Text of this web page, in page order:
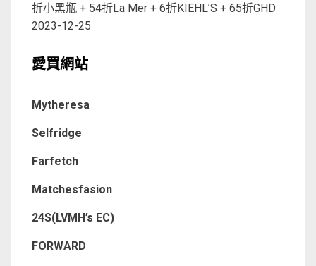
折小黑瓶 + 54折La Mer + 6折KIEHL’S + 65折GHD
2023-12-25
愛買網站
Mytheresa
Selfridge
Farfetch
Matchesfasion
24S(LVMH’s EC)
FORWARD